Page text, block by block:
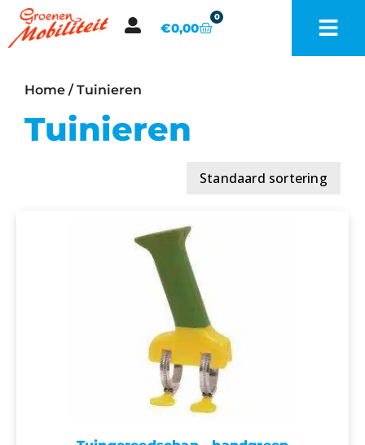
€0,00
0
Home / Tuinieren
Tuinieren